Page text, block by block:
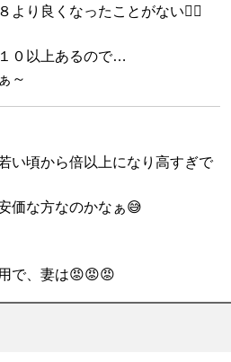
より良くなったことがない😮‍💨
０以上あるので…
～
い頃から倍以上になり高すぎで
価な方なのかなぁ😅
で、妻は😡😡😡